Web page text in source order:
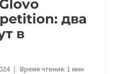
два
в
Время чтения: 1мин